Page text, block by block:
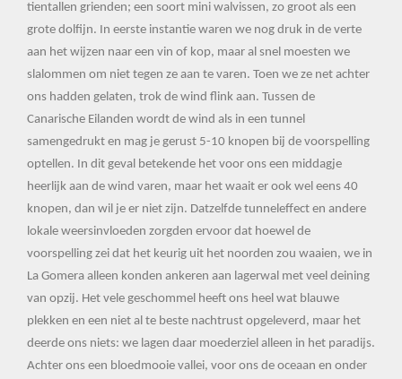
tientallen grienden; een soort mini walvissen, zo groot als een
grote dolfijn. In eerste instantie waren we nog druk in de verte
aan het wijzen naar een vin of kop, maar al snel moesten we
slalommen om niet tegen ze aan te varen. Toen we ze net achter
ons hadden gelaten, trok de wind flink aan. Tussen de
Canarische Eilanden wordt de wind als in een tunnel
samengedrukt en mag je gerust 5-10 knopen bij de voorspelling
optellen. In dit geval betekende het voor ons een middagje
heerlijk aan de wind varen, maar het waait er ook wel eens 40
knopen, dan wil je er niet zijn. Datzelfde tunneleffect en andere
lokale weersinvloeden zorgden ervoor dat hoewel de
voorspelling zei dat het keurig uit het noorden zou waaien, we in
La Gomera alleen konden ankeren aan lagerwal met veel deining
van opzij. Het vele geschommel heeft ons heel wat blauwe
plekken en een niet al te beste nachtrust opgeleverd, maar het
deerde ons niets: we lagen daar moederziel alleen in het paradijs.
Achter ons een bloedmooie vallei, voor ons de oceaan en onder